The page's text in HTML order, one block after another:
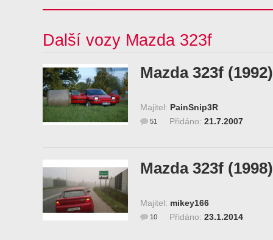
Další vozy Mazda 323f
Mazda 323f (1992)
Majitel: PainSnip3R
Přidáno: 21.7.2007
51
Mazda 323f (1998)
Majitel: mikey166
Přidáno: 23.1.2014
10